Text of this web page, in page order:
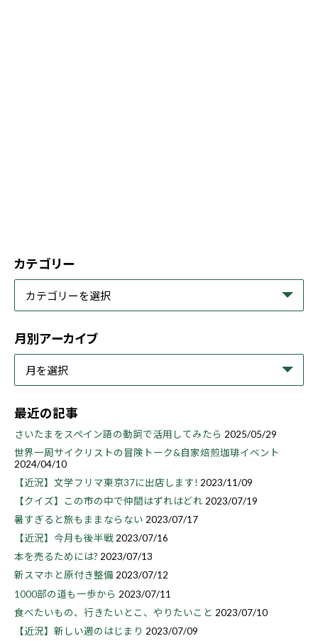
カテゴリー
月別アーカイブ
最近の記事
さいたまをスペイン語の動詞で活用してみたら 2025/05/29
世界一周サイクリストの冒険トーク&自家焙煎珈琲イベント
2024/04/10
【近況】文学フリマ東京37に出店します! 2023/11/09
【クイズ】この市の中で仲間はずれはどれ 2023/07/19
暑すぎると旅もままならない 2023/07/17
【近況】今月も後半戦 2023/07/16
本を売るためには? 2023/07/13
新スマホと原付き整備2023/07/12
1000部の道も一歩から 2023/07/11
食べたいもの、行きたいとこ、やりたいこと 2023/07/10
【近況】新しい週のはじまり 2023/07/09